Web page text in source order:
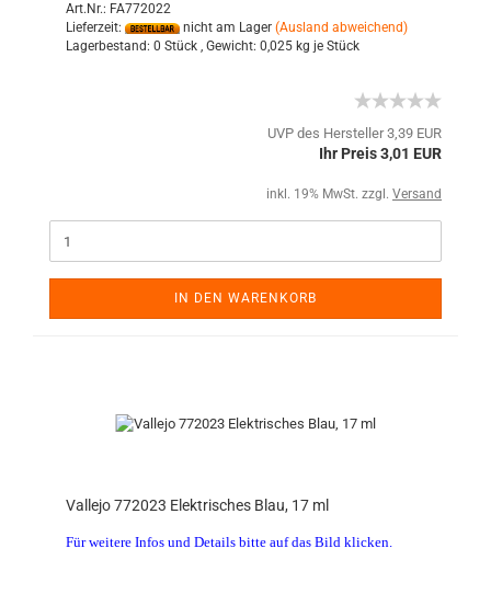
Art.Nr.: FA772022
Lieferzeit:
nicht am Lager (Ausland abweichend)
Lagerbestand: 0 Stück , Gewicht: 0,025 kg je Stück
UVP des Hersteller 3,39 EUR
Ihr Preis 3,01 EUR
inkl. 19% MwSt. zzgl. Versand
IN DEN WARENKORB
Vallejo 772023 Elektrisches Blau, 17 ml
Für weitere Infos und Details bitte auf das Bild klicken.